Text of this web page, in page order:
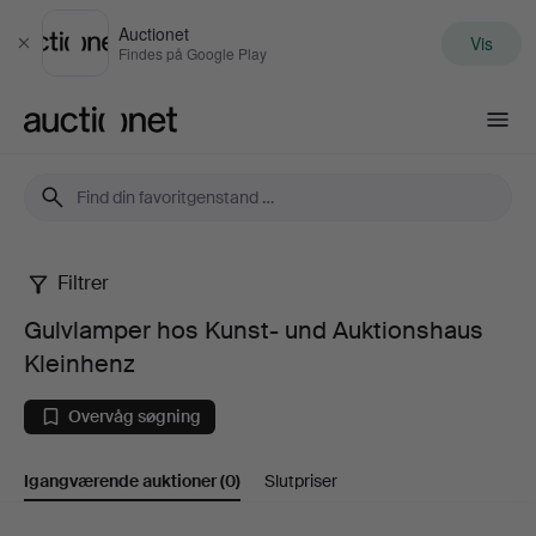
Luk
Auctionet
Findes på Google Play Vis
Gulvlamper
hos
Kunst-
und
Filtrer
Gulvlamper hos Kunst- und Auktionshaus
Kleinhenz
Overvåg søgning
Igangværende auktioner(0) Slutpriser